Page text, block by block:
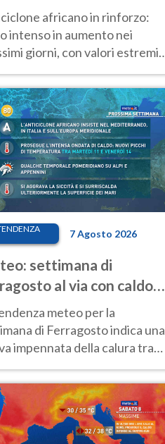
ancora
africano in rinforzo:
intenso in aumento nei
giorni, con valori estremi
7 Agosto 2026
settimana di
al via con caldo
e qualche temporale
meteo per la
di Ferragosto indica una
impennata della calura tra
al Nord.